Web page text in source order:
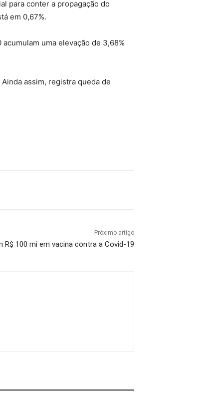
para conter a propagação do
em 0,67%.
uma elevação de 3,68%
assim, registra queda de
Próximo artigo
R$ 100 mi em vacina contra a Covid-19